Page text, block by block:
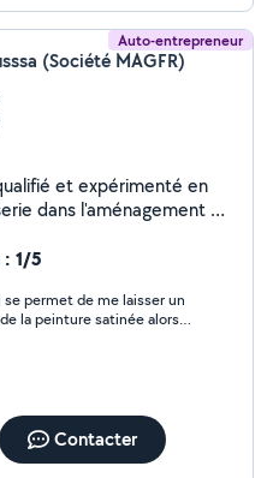
Auto-entrepreneur
(Société MAGFR)
et expérimenté en
/ plaquiste selon
adapter seras ravis de
nos voisins
: 1/5
permet de me laisser un
la peinture satinée alors
de la peinture satinée et
rajouter 30e il vous dit un
Contacter